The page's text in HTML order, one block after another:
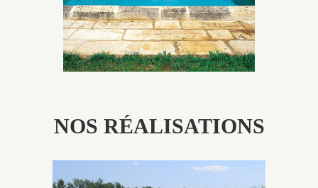
NOS RÉALISATIONS